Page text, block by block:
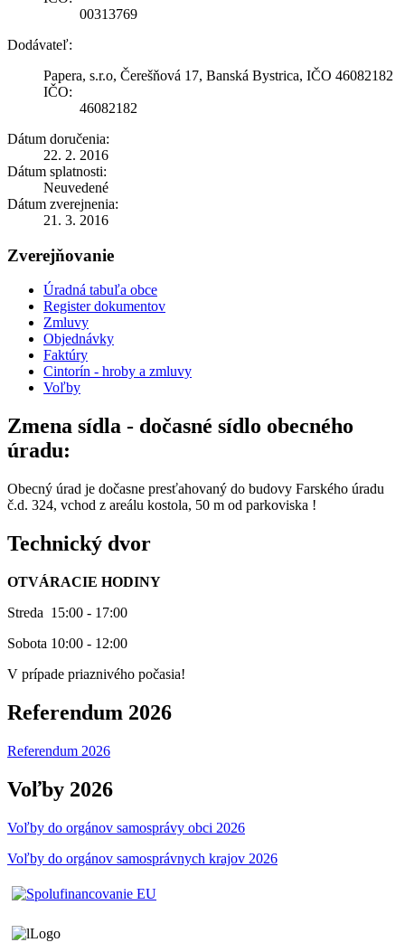
00313769
Dodávateľ:
Papera, s.r.o, Čerešňová 17, Banská Bystrica, IČO 46082182
IČO:
46082182
Dátum doručenia:
22. 2. 2016
Dátum splatnosti:
Neuvedené
Dátum zverejnenia:
21. 3. 2016
Zverejňovanie
Úradná tabuľa obce
Register dokumentov
Zmluvy
Objednávky
Faktúry
Cintorín - hroby a zmluvy
Voľby
Zmena sídla - dočasné sídlo obecného
úradu:
Obecný úrad je dočasne presťahovaný do budovy Farského úradu
č.d. 324, vchod z areálu kostola, 50 m od parkoviska !
Technický dvor
OTVÁRACIE HODINY
Streda 15:00 - 17:00
Sobota 10:00 - 12:00
V prípade priaznivého počasia!
Referendum 2026
Referendum 2026
Voľby 2026
Voľby do orgánov samosprávy obci 2026
Voľby do orgánov samosprávnych krajov 2026